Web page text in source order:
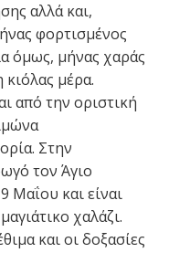
αλλά και,
φορτισμένος
όμως, μήνας χαράς
μέρα.
από την οριστική
Στην
τον Άγιο
Μαΐου και είναι
χαλάζι.
και οι δοξασίες